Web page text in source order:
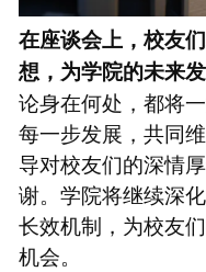
在座谈会上，校友
想，为学院的未来
论身在何处，都将
每一步发展，共同
导对校友们的深情
谢。学院将继续深
长效机制，为校友
机会。